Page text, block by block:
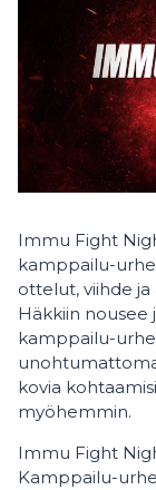
Immu Fight
kamppailu-
ottelut, viihde
Häkkiin nousee
kamppailu-
kovia
myöhemmin.
Immu Fight
Kamppailu-